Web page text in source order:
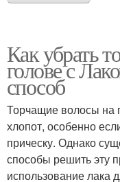
Как убрать
голове с
способ
Торчащие волосы на
хлопот, особенно
прическу. Однако
способы решить эту
использование лака